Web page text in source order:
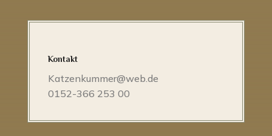
Kontakt
Katzenkummer@web.de
0152-366 253 00